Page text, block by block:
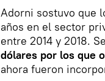
Adorni sostuvo que
años en el sector
entre 2014 y 2018.
dólares por los que
ahora fueron